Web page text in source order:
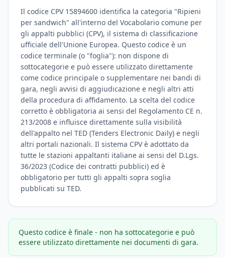
Il codice CPV 15894600 identifica la categoria "Ripieni
per sandwich" all'interno del Vocabolario comune per
gli appalti pubblici (CPV), il sistema di classificazione
ufficiale dell'Unione Europea. Questo codice è un
codice terminale (o "foglia"): non dispone di
sottocategorie e può essere utilizzato direttamente
come codice principale o supplementare nei bandi di
gara, negli avvisi di aggiudicazione e negli altri atti
della procedura di affidamento. La scelta del codice
corretto è obbligatoria ai sensi del Regolamento CE n.
213/2008 e influisce direttamente sulla visibilità
dell'appalto nel TED (Tenders Electronic Daily) e negli
altri portali nazionali. Il sistema CPV è adottato da
tutte le stazioni appaltanti italiane ai sensi del D.Lgs.
36/2023 (Codice dei contratti pubblici) ed è
obbligatorio per tutti gli appalti sopra soglia
pubblicati su TED.
Questo codice è finale - non ha sottocategorie e può
essere utilizzato direttamente nei documenti di gara.